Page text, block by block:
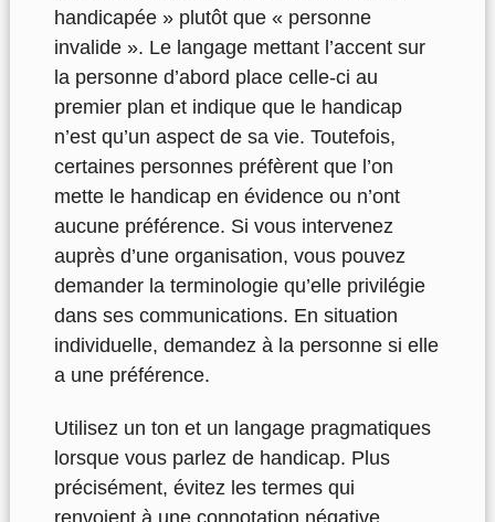
handicapée » plutôt que « personne
invalide ». Le langage mettant l’accent sur
la personne d’abord place celle-ci au
premier plan et indique que le handicap
n’est qu’un aspect de sa vie. Toutefois,
certaines personnes préfèrent que l’on
mette le handicap en évidence ou n’ont
aucune préférence. Si vous intervenez
auprès d’une organisation, vous pouvez
demander la terminologie qu’elle privilégie
dans ses communications. En situation
individuelle, demandez à la personne si elle
a une préférence.
Utilisez un ton et un langage pragmatiques
lorsque vous parlez de handicap. Plus
précisément, évitez les termes qui